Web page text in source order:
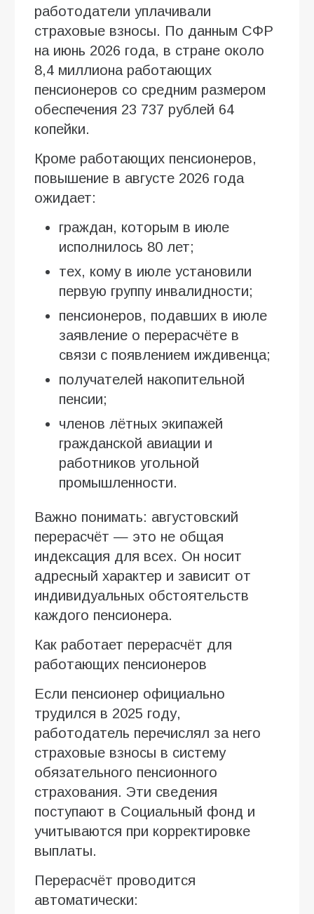
работодатели уплачивали
страховые взносы. По данным СФР
на июнь 2026 года, в стране около
8,4 миллиона работающих
пенсионеров со средним размером
обеспечения 23 737 рублей 64
копейки.
Кроме работающих пенсионеров,
повышение в августе 2026 года
ожидает:
граждан, которым в июле
исполнилось 80 лет;
тех, кому в июле установили
первую группу инвалидности;
пенсионеров, подавших в июле
заявление о перерасчёте в
связи с появлением иждивенца;
получателей накопительной
пенсии;
членов лётных экипажей
гражданской авиации и
работников угольной
промышленности.
Важно понимать: августовский
перерасчёт — это не общая
индексация для всех. Он носит
адресный характер и зависит от
индивидуальных обстоятельств
каждого пенсионера.
Как работает перерасчёт для
работающих пенсионеров
Если пенсионер официально
трудился в 2025 году,
работодатель перечислял за него
страховые взносы в систему
обязательного пенсионного
страхования. Эти сведения
поступают в Социальный фонд и
учитываются при корректировке
выплаты.
Перерасчёт проводится
автоматически: